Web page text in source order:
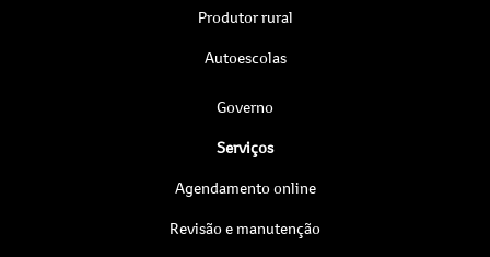
Produtor rural
Autoescolas
Governo
Serviços
Agendamento online
Revisão e manutenção